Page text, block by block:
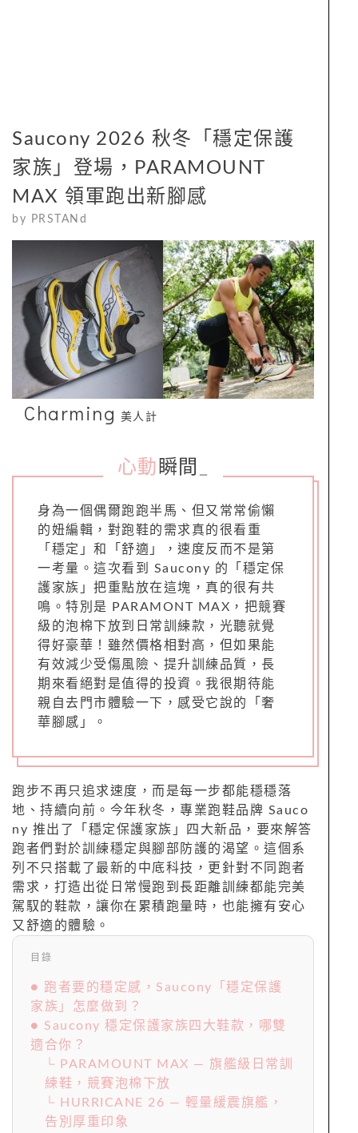
Saucony 2026 秋冬「穩定保護
家族」登場，PARAMOUNT
MAX 領軍跑出新腳感
by PRSTANd
Charming 美人計
心動 瞬間
身為一個偶爾跑跑半馬、但又常常偷懶
的妞編輯，對跑鞋的需求真的很看重
「穩定」和「舒適」，速度反而不是第
一考量。這次看到 Saucony 的「穩定保
護家族」把重點放在這塊，真的很有共
鳴。特別是 PARAMONT MAX，把競賽
級的泡棉下放到日常訓練款，光聽就覺
得好豪華！雖然價格相對高，但如果能
有效減少受傷風險、提升訓練品質，長
期來看絕對是值得的投資。我很期待能
親自去門市體驗一下，感受它說的「奢
華腳感」。
跑步不再只追求速度，而是每一步都能穩穩落
地、持續向前。今年秋冬，專業跑鞋品牌 Sauco
ny 推出了「穩定保護家族」四大新品，要來解答
跑者們對於訓練穩定與腳部防護的渴望。這個系
列不只搭載了最新的中底科技，更針對不同跑者
需求，打造出從日常慢跑到長距離訓練都能完美
駕馭的鞋款，讓你在累積跑量時，也能擁有安心
又舒適的體驗。
目錄
● 跑者要的穩定感，Saucony「穩定保護
家族」怎麼做到？
● Saucony 穩定保護家族四大鞋款，哪雙
適合你？
└ PARAMOUNT MAX — 旗艦級日常訓
練鞋，競賽泡棉下放
└ HURRICANE 26 — 輕量緩震旗艦，
告別厚重印象